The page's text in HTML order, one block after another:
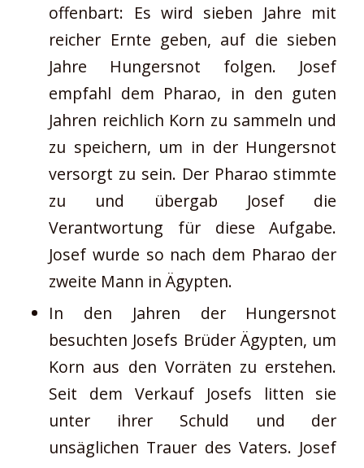
offenbart: Es wird sieben Jahre mit
reicher Ernte geben, auf die sieben
Jahre Hungersnot folgen. Josef
empfahl dem Pharao, in den guten
Jahren reichlich Korn zu sammeln und
zu speichern, um in der Hungersnot
versorgt zu sein. Der Pharao stimmte
zu und übergab Josef die
Verantwortung für diese Aufgabe.
Josef wurde so nach dem Pharao der
zweite Mann in Ägypten.
In den Jahren der Hungersnot
besuchten Josefs Brüder Ägypten, um
Korn aus den Vorräten zu erstehen.
Seit dem Verkauf Josefs litten sie
unter ihrer Schuld und der
unsäglichen Trauer des Vaters. Josef